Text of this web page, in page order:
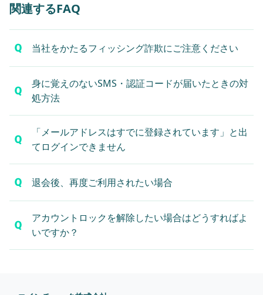
関連するFAQ
当社をかたるフィッシング詐欺にご注意ください
身に覚えのないSMS・認証コードが届いたときの対
処方法
「メールアドレスはすでに登録されています」と出
てログインできません
退会後、再度ご利用されたい場合
アカウントロックを解除したい場合はどうすればよ
いですか？